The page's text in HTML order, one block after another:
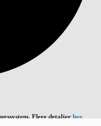
Flere detaljer her.